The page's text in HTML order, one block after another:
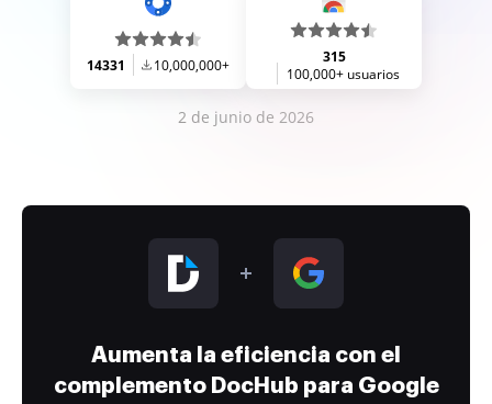
14331 10,000,000+
315
100,000+ usuarios
2 de junio de 2026
Aumenta la eficiencia con el
complemento DocHub para Google